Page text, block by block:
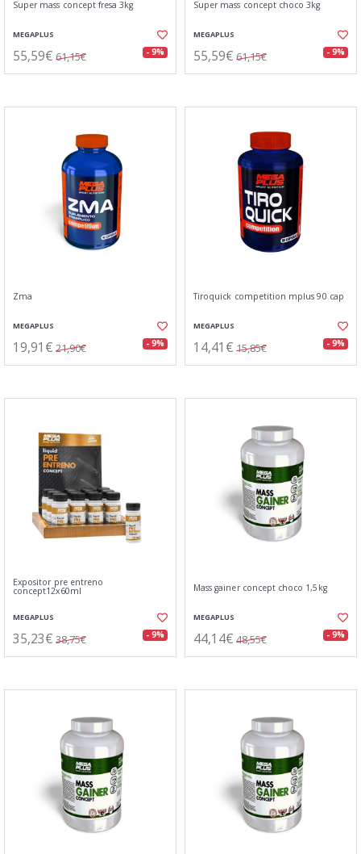
Super mass concept fresa 3kg
MEGAPLUS
55,59€ 61,15€ - 9%
Super mass concept choco 3kg
MEGAPLUS
55,59€ 61,15€ - 9%
Zma
MEGAPLUS
19,91€ 21,90€ - 9%
Tiroquick competition mplus 90 cap
MEGAPLUS
14,41€ 15,85€ - 9%
Expositor pre entreno
concept12x60ml
MEGAPLUS
35,23€ 38,75€ - 9%
Mass gainer concept choco 1,5kg
MEGAPLUS
44,14€ 48,55€ - 9%